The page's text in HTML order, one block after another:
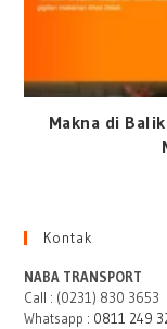
Makna di
Kontak
NABA TRANSPORT
Call : (0231) 830 3653
Whatsapp : 0811 249